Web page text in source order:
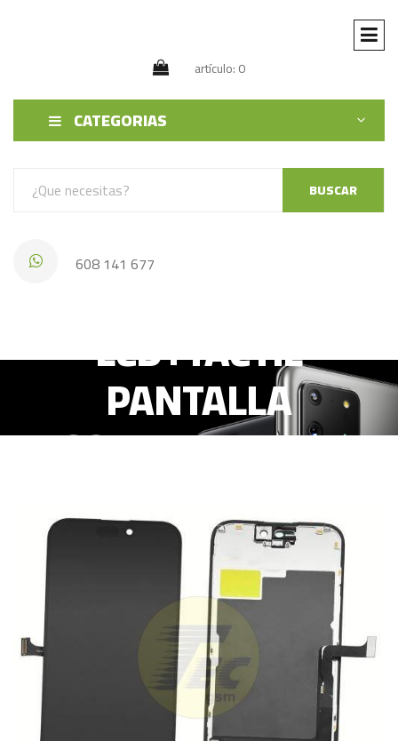
artículo: 0
CATEGORIAS
BUSCAR
608 141 677
LCD+TACTIL
PANTALLA
COMPLETA FHD